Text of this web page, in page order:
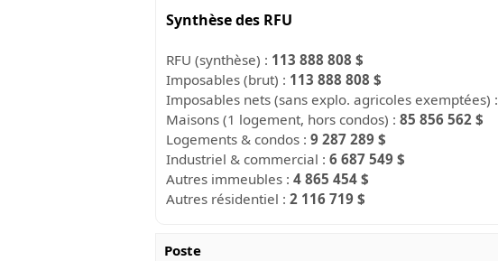
Synthèse des RFU
RFU (synthèse) : 113 888 808 $
Imposables (brut) : 113 888 808 $
Imposables nets (sans explo. agricoles exemptées) :
Maisons (1 logement, hors condos) :85 856 562 $
Logements & condos :9 287 289 $
Industriel & commercial :6 687 549 $
Autres immeubles :4 865 454 $
Autres résidentiel :2 116 719 $
Poste